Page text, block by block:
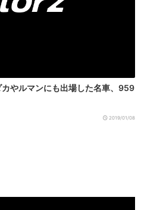
やルマンにも出場した名車、959
2019/01/08